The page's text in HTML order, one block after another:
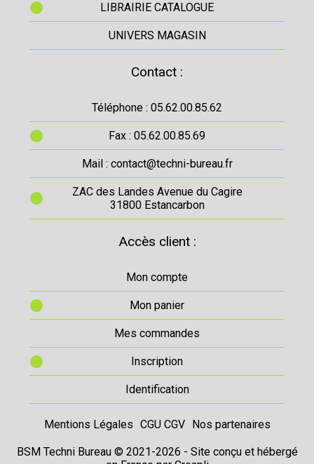
LIBRAIRIE CATALOGUE
UNIVERS MAGASIN
Contact :
Téléphone : 05.62.00.85.62
Fax : 05.62.00.85.69
Mail : contact@techni-bureau.fr
ZAC des Landes Avenue du Cagire
31800 Estancarbon
Accès client :
Mon compte
Mon panier
Mes commandes
Inscription
Identification
Mentions Légales CGU CGV Nos partenaires
BSM Techni Bureau © 2021-2026 - Site conçu et hébergé